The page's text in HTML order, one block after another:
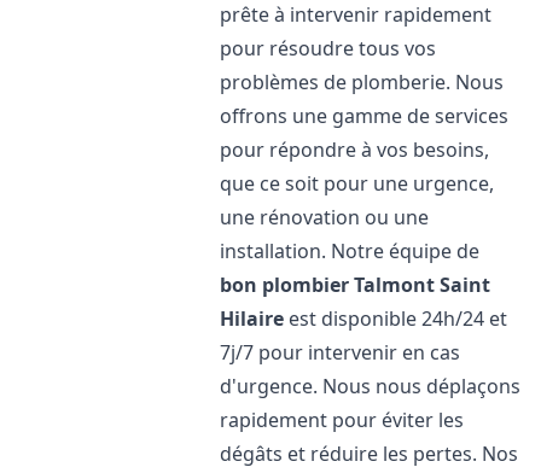
prête à intervenir rapidement
pour résoudre tous vos
problèmes de plomberie. Nous
offrons une gamme de services
pour répondre à vos besoins,
que ce soit pour une urgence,
une rénovation ou une
installation. Notre équipe de
bon plombierTalmont Saint
Hilaire est disponible 24h/24 et
7j/7 pour intervenir en cas
d'urgence. Nous nous déplaçons
rapidement pour éviter les
dégâts et réduire les pertes. Nos